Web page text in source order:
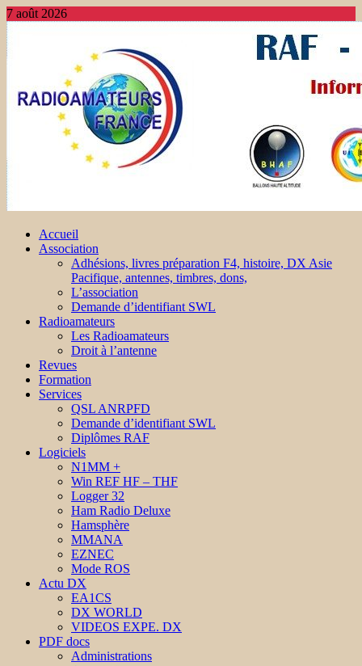
7 août 2026
Accueil
Association
Adhésions, livres préparation F4, histoire, DX Asie
Pacifique, antennes, timbres, dons,
L’association
Demande d’identifiant SWL
Radioamateurs
Les Radioamateurs
Droit à l’antenne
Revues
Formation
Services
QSL ANRPFD
Demande d’identifiant SWL
Diplômes RAF
Logiciels
N1MM +
Win REF HF – THF
Logger 32
Ham Radio Deluxe
Hamsphère
MMANA
EZNEC
Mode ROS
Actu DX
EA1CS
DX WORLD
VIDEOS EXPE. DX
PDF docs
Administrations